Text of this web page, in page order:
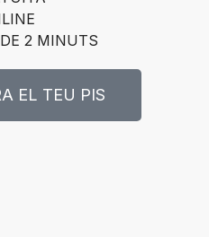
2 MINUTS
EL TEU PIS